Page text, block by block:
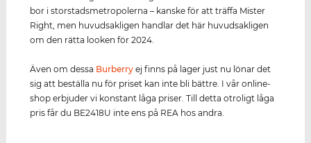
bor i storstadsmetropolerna – kanske för att träffa Mister
Right, men huvudsakligen handlar det här huvudsakligen
om den rätta looken för 2024.
Även om dessa Burberry ej finns på lager just nu lönar det
sig att beställa nu för priset kan inte bli bättre. I vår online-
shop erbjuder vi konstant låga priser. Till detta otroligt låga
pris får du BE2418U inte ens på REA hos andra.